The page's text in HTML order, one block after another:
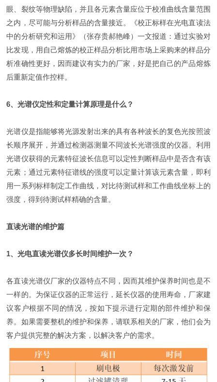
眼、裂纹等物理缺陷，并且各元素含量应位于校准曲线含量范围
之内，尽可能与分析样品的含量接近。《校正标样在光电直读法
中的分析研究和运用》（张存贵郝艳峰）一文报道：通过实验对
比发现，用自己熔炼的校正样品分析比用市场上采购来的样品分
析准确性更好，因而建议有实力的厂家，好是把自己的产品熔炼
后重新定值作控样。
6、光谱仪定性和定量计算原理是什么？
光谱仪是指能够将光源发射出来的具有各种波长的复色光按照波
长顺序展开，并通过检测器测量不同波长光谱强度的仪器。利用
光谱仪获得的元素特征波长信息可以定性判断样品中是否含有该
元素；通过元素特征谱线的强度可以定量计算该元素含量，即利
用一系列标样制定工作曲线，对比待测试样和工作曲线坐标上的
强度，得到待测试样精确的含量。
直读光谱的维护篇
1、光电直读光谱仪多长时间维护一次？
各直读光谱仪厂家的仪器特点不同，因而其维护保养时间也是不
一样的。为保证仪器的正常运行，延长仪器的使用寿命，厂家建
议客户根据不同的情况，按如下提示进行定期的部件维护和保
养。如果需要整机的维护和保养，请联系相关的厂家，他们会为
客户提供完整的解决方案，以解决客户的需求。